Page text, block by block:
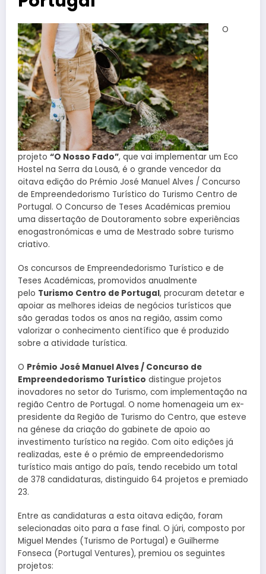
O
projeto “O Nosso Fado”, que vai implementar um Eco
Hostel na Serra da Lousã, é o grande vencedor da
oitava edição do Prémio José Manuel Alves / Concurso
de Empreendedorismo Turístico do Turismo Centro de
Portugal. O Concurso de Teses Académicas premiou
uma dissertação de Doutoramento sobre experiências
enogastronómicas e uma de Mestrado sobre turismo
criativo.
Os concursos de Empreendedorismo Turístico e de
Teses Académicas, promovidos anualmente
pelo Turismo Centro de Portugal, procuram detetar e
apoiar as melhores ideias de negócios turísticos que
são geradas todos os anos na região, assim como
valorizar o conhecimento científico que é produzido
sobre a atividade turística.
O Prémio José Manuel Alves / Concurso de
Empreendedorismo Turístico distingue projetos
inovadores no setor do Turismo, com implementação na
região Centro de Portugal. O nome homenageia um ex-
presidente da Região de Turismo do Centro, que esteve
na génese da criação do gabinete de apoio ao
investimento turístico na região. Com oito edições já
realizadas, este é o prémio de empreendedorismo
turístico mais antigo do país, tendo recebido um total
de 378 candidaturas, distinguido 64 projetos e premiado
23.
Entre as candidaturas a esta oitava edição, foram
selecionadas oito para a fase final. O júri, composto por
Miguel Mendes (Turismo de Portugal) e Guilherme
Fonseca (Portugal Ventures), premiou os seguintes
projetos: